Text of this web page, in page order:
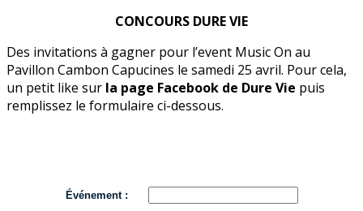
CONCOURS DURE VIE
Des invitations à gagner pour l’event Music On au
Pavillon Cambon Capucines le samedi 25 avril. Pour cela,
un petit like sur la page Facebook de Dure Vie puis
remplissez le formulaire ci-dessous.
Événement :